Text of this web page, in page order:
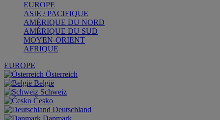
EUROPE
ASIE / PACIFIQUE
AMÉRIQUE DU NORD
AMÉRIQUE DU SUD
MOYEN-ORIENT
AFRIQUE
EUROPE
Österreich
België
Schweiz
Česko
Deutschland
Danmark